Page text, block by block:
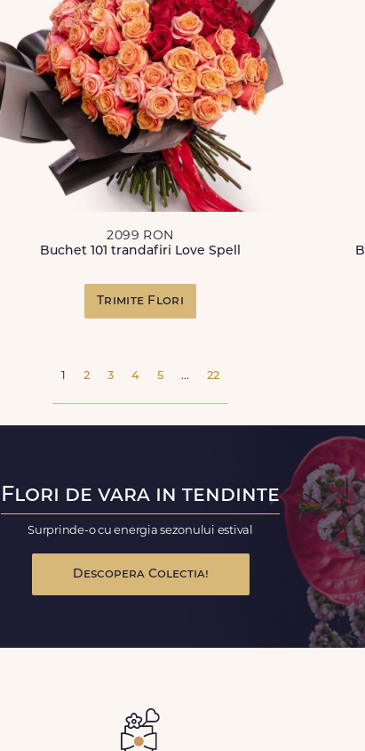
2099 RON
Buchet 101 trandafiri Love Spell
Trimite Flori
1 2 3 4 5 ... 22
Flori de vara in tendinte
Surprinde-o cu energia sezonului estival
Descopera Colectia!